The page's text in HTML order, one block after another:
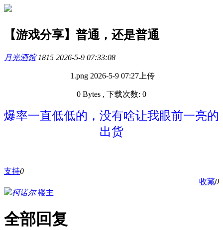
【游戏分享】普通，还是普通
月光酒馆 1815 2026-5-9 07:33:08
1.png 2026-5-9 07:27上传
0 Bytes , 下载次数: 0
爆率一直低低的，没有啥让我眼前一亮的
出货
支持0
收藏0
柯诺尔 楼主
全部回复